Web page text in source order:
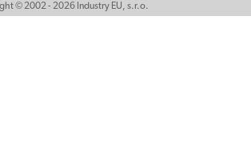
© 2002 - 2026 Industry EU, s.r.o.